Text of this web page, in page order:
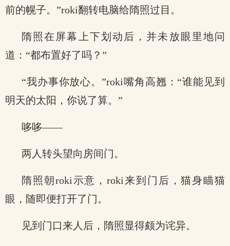
前的幌子。”roki翻转电脑给隋照过目。
隋照在屏幕上下划动后，并未放眼里地问
道：“都布置好了吗？”
“我办事你放心。”roki嘴角高翘：“谁能见到
明天的太阳，你说了算。”
哆哆——
两人转头望向房间门。
隋照朝roki示意，roki来到门后，猫身瞄猫
眼，随即便打开了门。
见到门口来人后，隋照显得颇为诧异。